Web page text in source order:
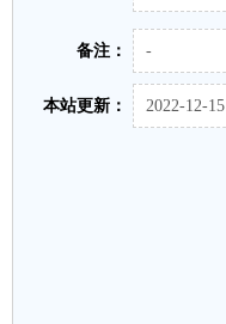
备注： -
本站更新： 2022-12-15